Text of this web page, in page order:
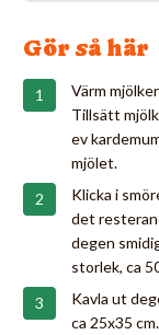
Gör så här
Värm
Tillsätt
ev
mjölet.
Klicka i
det
degen
storlek, ca
Kavla ut
ca 25x35